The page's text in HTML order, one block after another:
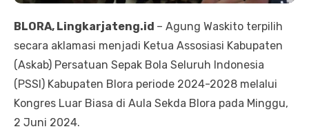
BLORA, Lingkarjateng.id – Agung Waskito terpilih
secara aklamasi menjadi Ketua Assosiasi Kabupaten
(Askab) Persatuan Sepak Bola Seluruh Indonesia
(PSSI) Kabupaten Blora periode 2024-2028 melalui
Kongres Luar Biasa di Aula Sekda Blora pada Minggu,
2 Juni 2024.